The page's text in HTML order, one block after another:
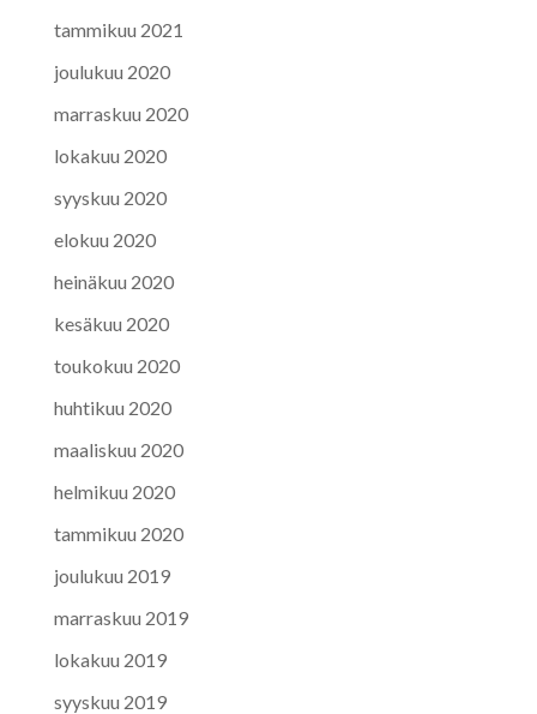
tammikuu 2021
joulukuu 2020
marraskuu 2020
lokakuu 2020
syyskuu 2020
elokuu 2020
heinäkuu 2020
kesäkuu 2020
toukokuu 2020
huhtikuu 2020
maaliskuu 2020
helmikuu 2020
tammikuu 2020
joulukuu 2019
marraskuu 2019
lokakuu 2019
syyskuu 2019